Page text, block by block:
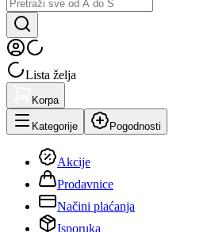
Lista želja
Korpa
Kategorije Pogodnosti
Akcije
Prodavnice
Načini plaćanja
Isporuka